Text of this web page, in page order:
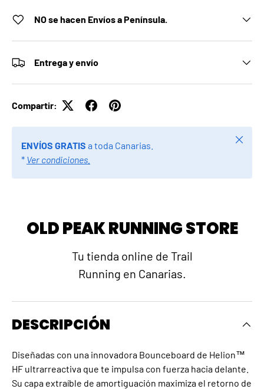
NO se hacen Envíos a Península.
Entrega y envío
Compartir:
ENVÍOS GRATIS a toda Canarias.
* Ver condiciones.
Cerrar
OLD PEAK RUNNING STORE
Tu tienda online de Trail
Running en Canarias.
DESCRIPCIÓN
Diseñadas con una innovadora Bounceboard de Helion™
HF ultrarreactiva que te impulsa con fuerza hacia delante.
Su capa extraíble de amortiguación maximiza el retorno de